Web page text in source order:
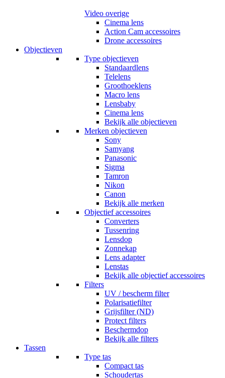
Video overige
Cinema lens
Action Cam accessoires
Drone accessoires
Objectieven
Type objectieven
Standaardlens
Telelens
Groothoeklens
Macro lens
Lensbaby
Cinema lens
Bekijk alle objectieven
Merken objectieven
Sony
Samyang
Panasonic
Sigma
Tamron
Nikon
Canon
Bekijk alle merken
Objectief accessoires
Converters
Tussenring
Lensdop
Zonnekap
Lens adapter
Lenstas
Bekijk alle objectief accessoires
Filters
UV / bescherm filter
Polarisatiefilter
Grijsfilter (ND)
Protect filters
Beschermdop
Bekijk alle filters
Tassen
Type tas
Compact tas
Schoudertas